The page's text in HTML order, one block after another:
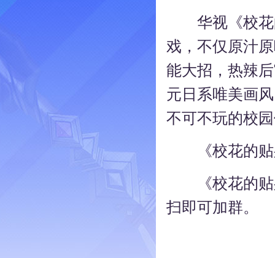
华视《校花
戏，不仅原汁
能大招，热辣
元日系唯美画
不可不玩的校
《校花的贴
《校花的贴
扫即可加群。